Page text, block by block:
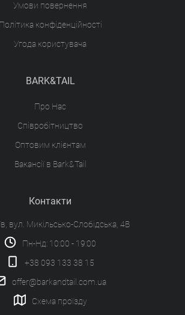
Умови повернення
Політика конфіденційності
Угода користувача
BARK&TAIL
Про Нас
Співробітництво
Оптовим клієнтам
Вакансії в Bark&Tail
Контакти
вул. Микільсько-Слобідська, 4В
Пн-Нд: 10:00 - 19:00
+38 093 133 38 15
offer@barkandtail.com.ua
Схема проїзду